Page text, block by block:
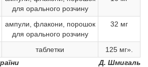
для орального розчину
ампули, флакони, порошок
для орального розчину
32 мг
таблетки
125 мг».
Д. Шмигаль